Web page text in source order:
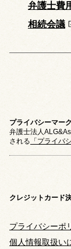
弁護士費
相続会議
プライバシーマー
弁護士法人
される 「プライバ
クレジットカード
プライバシーポ
個人情報取扱い